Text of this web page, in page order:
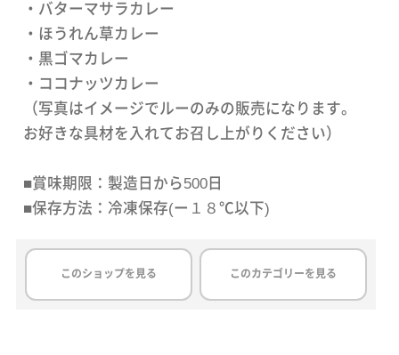
・バターマサラカレー
・ほうれん草カレー
・黒ゴマカレー
・ココナッツカレー
（写真はイメージでルーのみの販売になります。
お好きな具材を入れてお召し上がりください）
■賞味期限：製造日から500日
■保存方法：冷凍保存(ー１８℃以下)
このショップを見る このカテゴリーを見る